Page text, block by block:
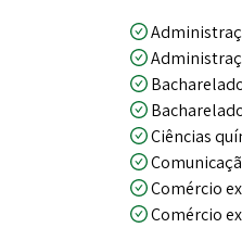
Ciências
Comércio
Comércio